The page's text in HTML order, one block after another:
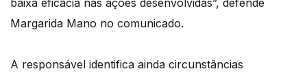
baixa eficácia nas ações desenvolvidas”, defende
Margarida Mano no comunicado.
A responsável identifica ainda circunstâncias